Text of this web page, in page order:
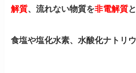
解質、流れない物質を非電解質
食塩や塩化水素、水酸化ナトリ